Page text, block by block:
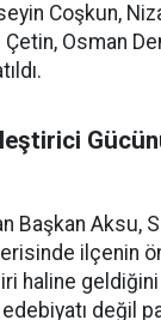
Coşkun,
Çetin, Osman
Başkan Aksu,
ilçenin
haline
değil